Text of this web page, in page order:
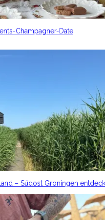
Champagner-Date
– Südost Groningen